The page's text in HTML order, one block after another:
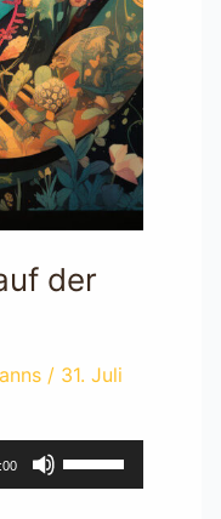
der
/ 31. Juli
Hoch/Runter